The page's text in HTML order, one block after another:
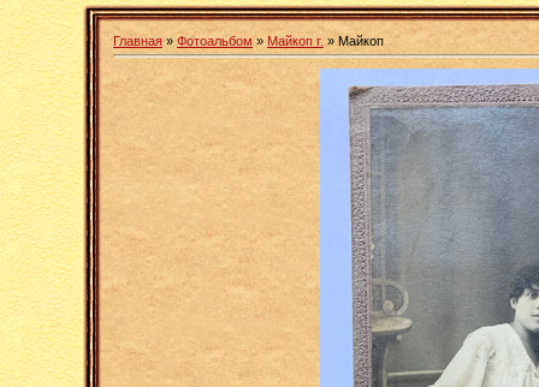
Главная » Фотоальбом» Майкоп г. » Майкоп